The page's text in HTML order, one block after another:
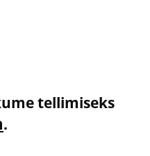
tellimiseks
.